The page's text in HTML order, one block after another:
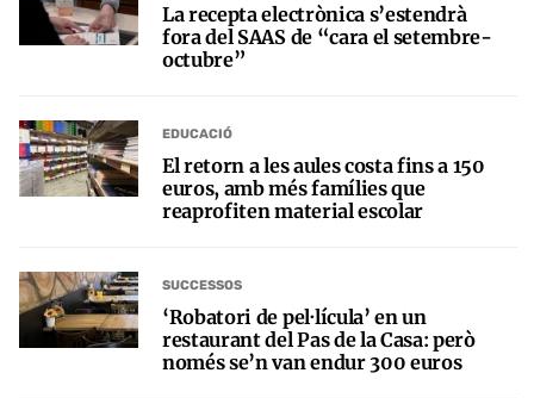
La recepta electrònica s’estendrà
fora del SAAS de “cara el setembre-
octubre”
EDUCACIÓ
El retorn a les aules costa fins a 150
euros, amb més famílies que
reaprofiten material escolar
SUCCESSOS
‘Robatori de pel·lícula’ en un
restaurant del Pas de la Casa: però
només se’n van endur 300 euros